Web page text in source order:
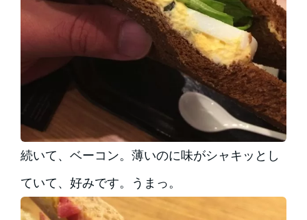
続いて、ベーコン。薄いのに味がシャキッとし
ていて、好みです。うまっ。